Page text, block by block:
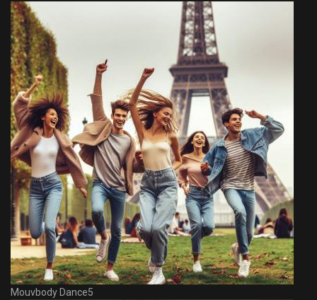
Mouvbody Dance5